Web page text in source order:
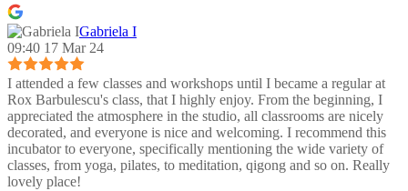
Gabriela I
09:40 17 Mar 24
I attended a few classes and workshops until I became a regular at
Rox Barbulescu's class, that I highly enjoy. From the beginning, I
appreciated the atmosphere in the studio, all classrooms are nicely
decorated, and everyone is nice and welcoming. I recommend this
incubator to everyone, specifically mentioning the wide variety of
classes, from yoga, pilates, to meditation, qigong and so on. Really
lovely place!